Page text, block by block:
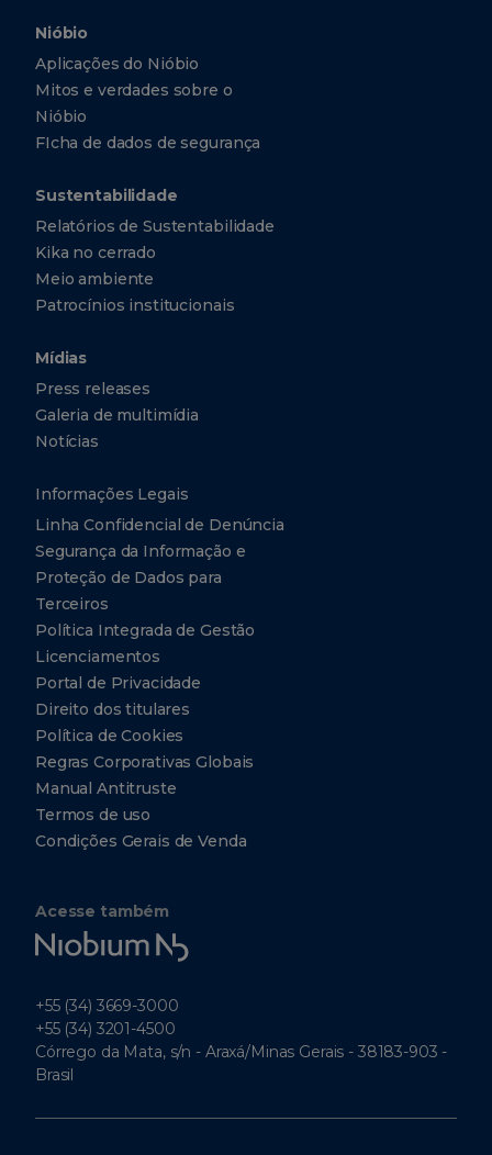
Nióbio
Aplicações do Nióbio
Mitos e verdades sobre o
Nióbio
FIcha de dados de segurança
Sustentabilidade
Relatórios de Sustentabilidade
Kika no cerrado
Meio ambiente
Patrocínios institucionais
Mídias
Press releases
Galeria de multimídia
Notícias
Informações Legais
Linha Confidencial de Denúncia
Segurança da Informação e
Proteção de Dados para
Terceiros
Política Integrada de Gestão
Licenciamentos
Portal de Privacidade
Direito dos titulares
Política de Cookies
Regras Corporativas Globais
Manual Antitruste
Termos de uso
Condições Gerais de Venda
Acesse também
Niobium
Tech
+55 (34) 3669-3000
+55 (34) 3201-4500
Córrego da Mata, s/n - Araxá/Minas Gerais - 38183-903 -
Brasil